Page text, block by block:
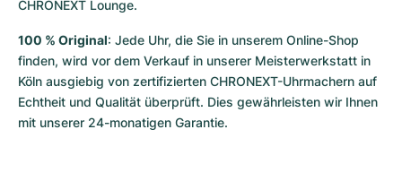
CHRONEXT Lounge.
100 % Original: Jede Uhr, die Sie in unserem Online-Shop
finden, wird vor dem Verkauf in unserer Meisterwerkstatt in
Köln ausgiebig von zertifizierten CHRONEXT-Uhrmachern auf
Echtheit und Qualität überprüft. Dies gewährleisten wir Ihnen
mit unserer 24-monatigen Garantie.